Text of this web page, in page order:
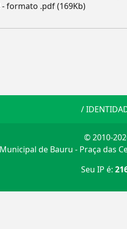
- formato .pdf (169Kb)
/
© 2010-
de Bauru - Praça das
Seu IP é: